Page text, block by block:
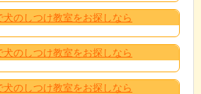
犬のしつけ教室をお探しなら
犬のしつけ教室をお探しなら
犬のしつけ教室をお探しなら